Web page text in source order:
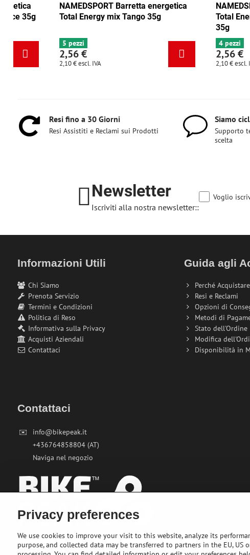
NAMEDSPORT Barretta energetica
Total Energy mirtillo rosso-noce 35g
6+ pezzi
2,56 €
escl. IVA
NAMEDSPORT
Total Energy mix
5 pezzi
2,56 €
escl. IVA
Resi fino a 30 Giorni
Resi Assistiti e Reclami sui Prodotti
Siamo
Supporto
scelta
Newsletter
Iscriviti alla nostra newsletter::
Voglio
Informazioni Utili
Chi Siamo
Prenota Servizio
Termini e Condizioni
Politica di Reso
Informativa sulla Privacy
Acquisti Aziendali
Contattaci
Guida agli
Perché
Resi e Reclami
Opzioni di
Metodi di
Stato dell'Ordine
Modifica
Disponibilità in
Contattaci
✉️
info@bikepeak.it
+436764858804 (AT)
Naviga nel negozio
Privacy preferences
We use cookies to improve your visit to this website, analyze its
purpose, and collected data may be transferred to partners in the EU,